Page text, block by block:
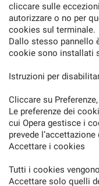
cliccare sulle
autorizzare o no per
cookies sul terminale.
Dallo stesso pannello
cookie sono installati
Istruzioni per
Cliccare su
Le preferenze dei
cui Opera gestisce i
prevede
Accettare i cookies
Tutti i cookies
Accettare solo quelli